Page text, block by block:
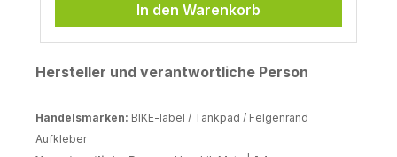
In den Warenkorb
Hersteller und verantwortliche Person
Handelsmarken: BIKE-label / Tankpad / Felgenrand
Aufkleber